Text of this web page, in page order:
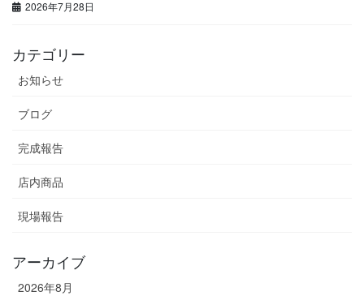
2026年7月28日
カテゴリー
お知らせ
ブログ
完成報告
店内商品
現場報告
アーカイブ
2026年8月